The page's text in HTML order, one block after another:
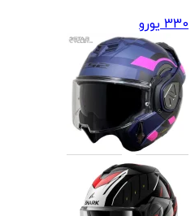
330 یورو